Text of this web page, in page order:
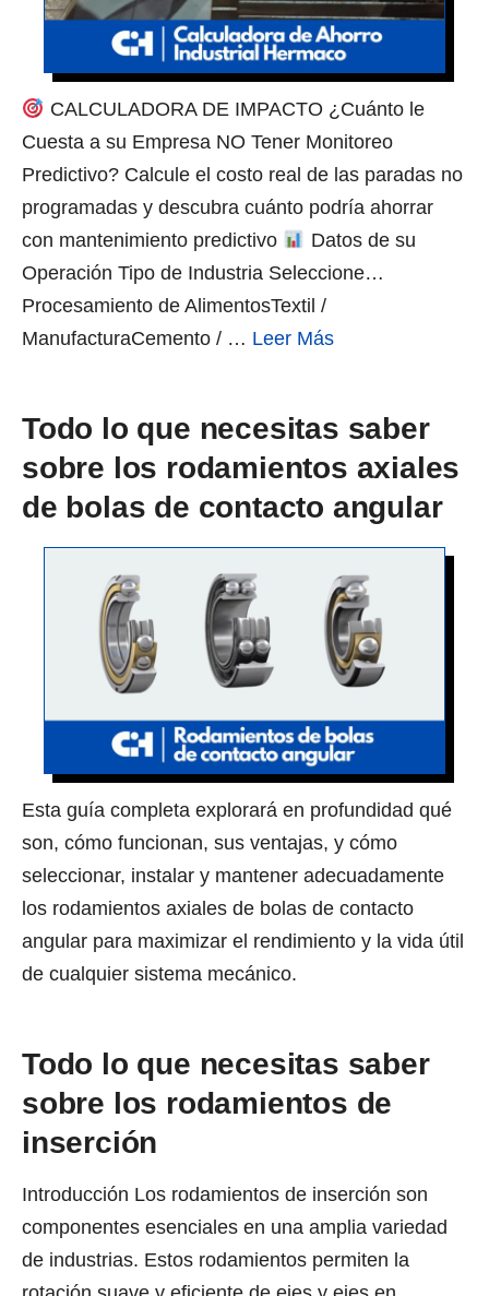
CALCULADORA DE IMPACTO ¿Cuánto le
Cuesta a su Empresa NO Tener Monitoreo
Predictivo? Calcule el costo real de las paradas no
programadas y descubra cuánto podría ahorrar
con mantenimiento predictivo
Datos de su
Operación Tipo de Industria Seleccione…
Procesamiento de AlimentosTextil /
ManufacturaCemento / … Leer Más
Todo lo que necesitas saber
sobre los rodamientos axiales
de bolas de contacto angular
Esta guía completa explorará en profundidad qué
son, cómo funcionan, sus ventajas, y cómo
seleccionar, instalar y mantener adecuadamente
los rodamientos axiales de bolas de contacto
angular para maximizar el rendimiento y la vida útil
de cualquier sistema mecánico.
Todo lo que necesitas saber
sobre los rodamientos de
inserción
Introducción Los rodamientos de inserción son
componentes esenciales en una amplia variedad
de industrias. Estos rodamientos permiten la